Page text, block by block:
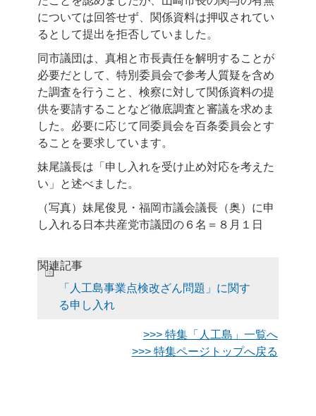
については回答せず、関係資料は押収されてい
るとして提出を拒否していました。
同市議団は、真相と市長責任を解明することが
必要だとして、特別委員会で参考人質疑を含め
た調査を行うこと、検察に対して関係資料の提
供を要請することなど徹底調査と審議を求めま
した。必要に応じて同委員会を百条委員会とす
ることを要求しています。
妹尾議長は「申し入れを受け止め対応を考えた
い」と述べました。
（写真）妹尾俊見・福岡市議会議長（奥）に申
し入れる日本共産党市議団の６名＝８月１日
関連記事
「人工島事業点検改ざん問題」に関す
る申し入れ
>>> 特集「人工島」一覧へ
>>> 特集ページトップへ戻る